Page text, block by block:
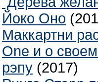
Йоко Оно
Маккартни
One и о
рэпу (2017)